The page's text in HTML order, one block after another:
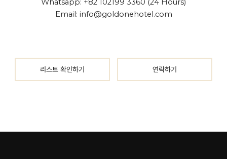
Whatsapp: +82 102199 3360 (24 Hours)
Email: info@goldonehotel.com
리스트 확인하기 연락하기